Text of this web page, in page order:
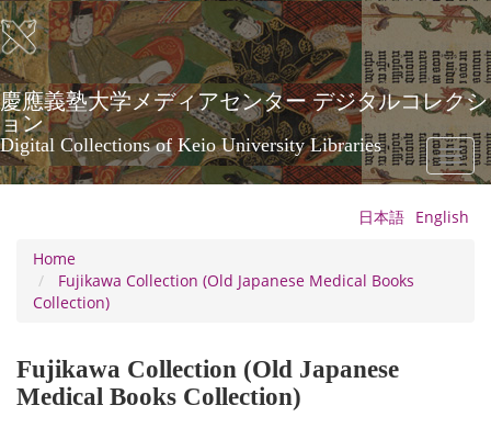
Skip
to
main
content
慶應義塾大学メディアセンター デジタルコレクシ
ョン
Digital Collections of Keio University Libraries
Toggle
日本語 English
Home
Fujikawa Collection (Old Japanese Medical Books
Collection)
Fujikawa Collection (Old Japanese
Medical Books Collection)